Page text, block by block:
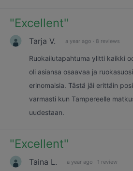
"Excellent"
Tarja V. a year ago · 8 reviews
Ruokailutapahtuma ylitti kaikki
oli asiansa osaavaa ja
erinomaisia. Tästä jäi erittäin
varmasti kun Tampereelle
uudestaan.
"Excellent"
Taina L. a year ago · 1 review